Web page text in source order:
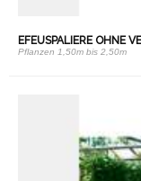
EFEUSPALIERE OHNE
Pflanzen 1,50m bis 2,50m